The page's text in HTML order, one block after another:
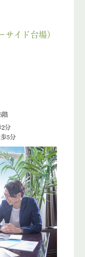
サイド台場）
階
2分
5分